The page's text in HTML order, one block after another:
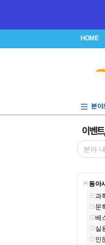
HOME
분야
이벤
동아
과
문
베
실
인